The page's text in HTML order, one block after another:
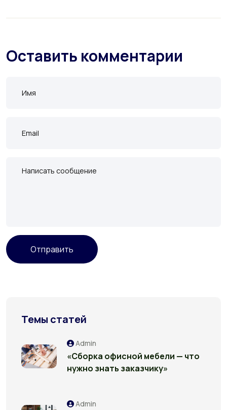
Оставить комментарии
Отправить
Темы статей
Admin
«Сборка офисной мебели — что
нужно знать заказчику»
Admin